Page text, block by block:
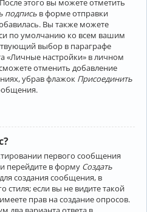
подпись в форме отправки
Вы также можете
по умолчанию ко всем вашим
выбор в параграфе
«Личные настройки» в личном
отменить добавление
убрав флажок Присоединить
первого сообщения
перейдите в форму Создать
создания сообщения, в
стиля; если вы не видите такой
прав на создание опросов.